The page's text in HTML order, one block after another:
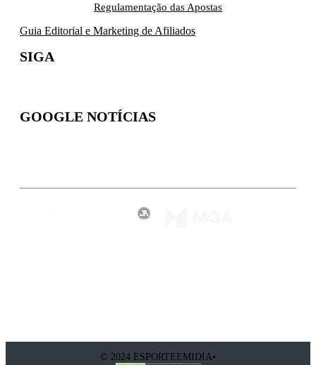
Regulamentação das Apostas
Guia Editorial e Marketing de Afiliados
SIGA
GOOGLE NOTÍCIAS
© 2024 ESPORTEEMIDIA•